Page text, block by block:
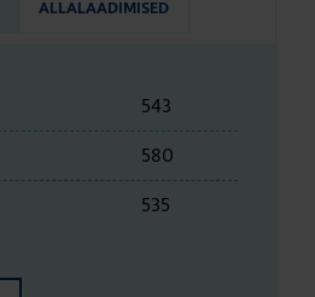
ALLALAADIMISED
543
580
535